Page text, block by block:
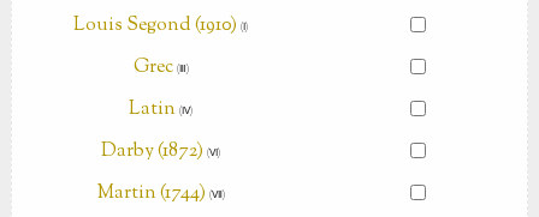
Louis Segond (1910) (Ⅰ)
Grec (Ⅲ)
Latin (Ⅳ)
Darby (1872) (Ⅵ)
Martin (1744) (Ⅶ)